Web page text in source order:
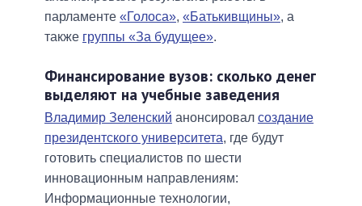
парламенте «Голоса», «Батькивщины», а
также группы «За будущее».
Финансирование вузов: сколько денег
выделяют на учебные заведения
Владимир Зеленский анонсировал создание
президентского университета, где будут
готовить специалистов по шести
инновационным направлениям:
Информационные технологии,